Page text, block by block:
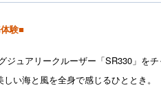
験■
ュアリークルーザー「SR330」を
い海と風を全身で感じるひととき。